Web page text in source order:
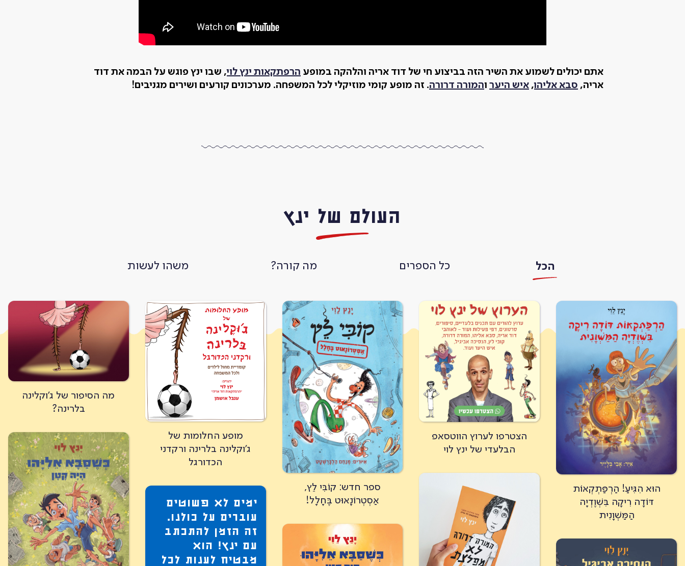
אתם יכולים לשמוע את השיר הזה בביצוע חי של דוד אריה והלהקה במופע הרפתקאות ינץ לוי, שבו ינץ פוגש על הבמה את דוד
אריה, סבא אליהו, איש היער והמורה דרורה. זה מופע קומי מוזיקלי לכל המשפחה. מערכונים קורעים ושירים מגניבים!
העולם של ינץ
הכל כל הספרים מה קורה? משהו לעשות
הוּא הִגִּיעַ! הַרְפַּתְקְאוֹת
דּוֹדָה רִיקָה בִּשְׁוֶדְיָה
הַמַּשְׁוָנִית
הצטרפו לערוץ הווטסאפ
הבלעדי של ינץ לוי
ספר חדש: קוֹבִּי לֵץ,
אַסְטְרוֹנָאוּט בֶּחָלָל!
מופע החלומות של
ג'וקלינה בלרינה ורקדני
הכדורגל
מה הסיפור של ג'וקלינה
בלרינה?
ימים לא פשוטים
עוברים על כולנו.
זה הזמן להתכתב
עם ינץ! הוא
מבטיח לענות לכל